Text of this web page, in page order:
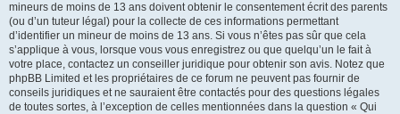
mineurs de moins de 13 ans doivent obtenir le consentement écrit des parents
(ou d’un tuteur légal) pour la collecte de ces informations permettant
d’identifier un mineur de moins de 13 ans. Si vous n’êtes pas sûr que cela
s’applique à vous, lorsque vous vous enregistrez ou que quelqu’un le fait à
votre place, contactez un conseiller juridique pour obtenir son avis. Notez que
phpBB Limited et les propriétaires de ce forum ne peuvent pas fournir de
conseils juridiques et ne sauraient être contactés pour des questions légales
de toutes sortes, à l’exception de celles mentionnées dans la question « Qui